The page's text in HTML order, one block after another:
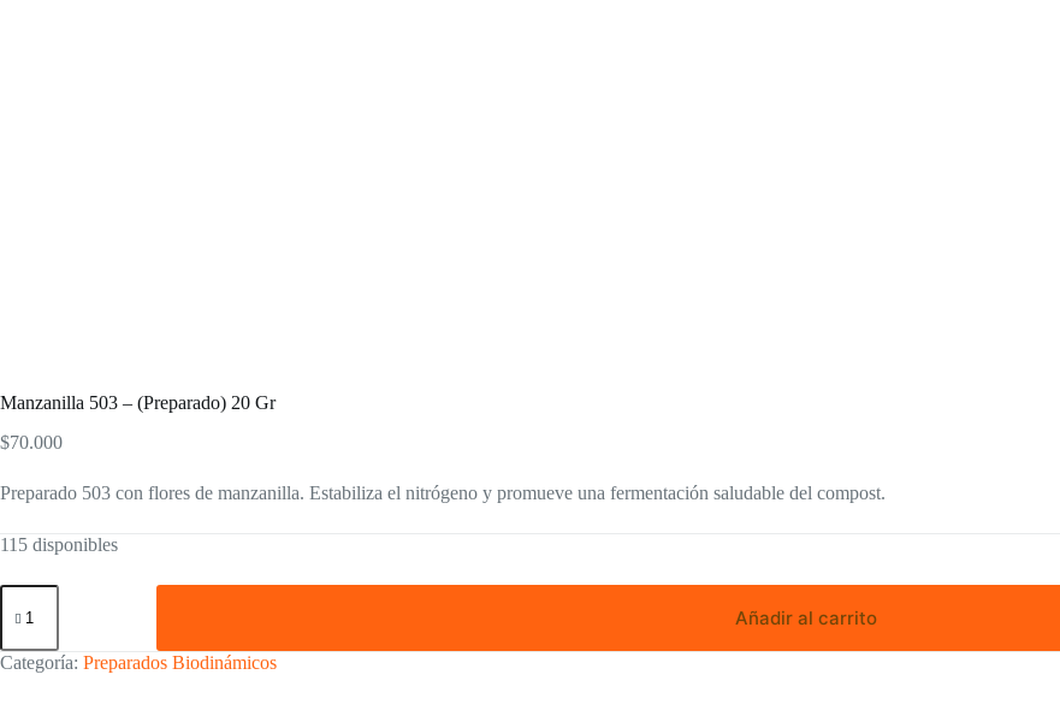
Manzanilla 503 – (Preparado) 20 Gr
$70.000
Preparado 503 con flores de manzanilla. Estabiliza el nitrógeno y promueve una fermentación saludable del compost.
115 disponibles
Manzanilla
503
(Preparado)
20
Añadir al carrito
Categoría: Preparados Biodinámicos